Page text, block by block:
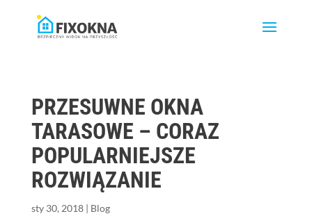
PRZESUWNE OKNA
TARASOWE – CORAZ
POPULARNIEJSZE
ROZWIĄZANIE
sty 30, 2018| Blog